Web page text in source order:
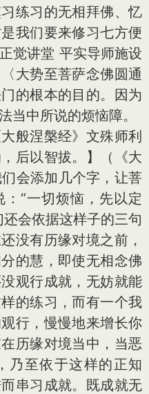
练习的无相拜佛、忆
我们要来修习七方便
觉讲堂 平实导师施设
大势至菩萨念佛圆通
的根本的目的。因为
当中所说的烦恼障。
涅槃经》文殊师利
后以智拔。】（《大
会添加几个字，让菩
“一切烦恼，先以定
会依据这样子的三句
没有历缘对境之前，
的慧，即使无相念佛
观行成就，无妨就能
的练习，而有一个我
行，慢慢地来增长你
历缘对境当中，当恶
乃至依于这样的正知
串习成就。既成就无